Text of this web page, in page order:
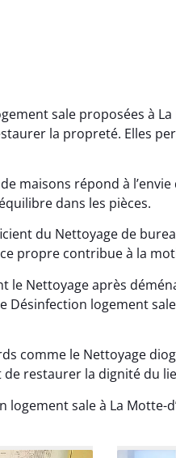
sale proposées à
la propreté. Elles
maisons répond à
dans les pièces.
du Nettoyage de
propre contribue à la
le Nettoyage après
Désinfection logement
comme le Nettoyage
restaurer la dignité du
logement sale à La Motte-
Léana Gresset
15 décembre 2025
Nettoyage après chantier
en état rapidement et
proprement.